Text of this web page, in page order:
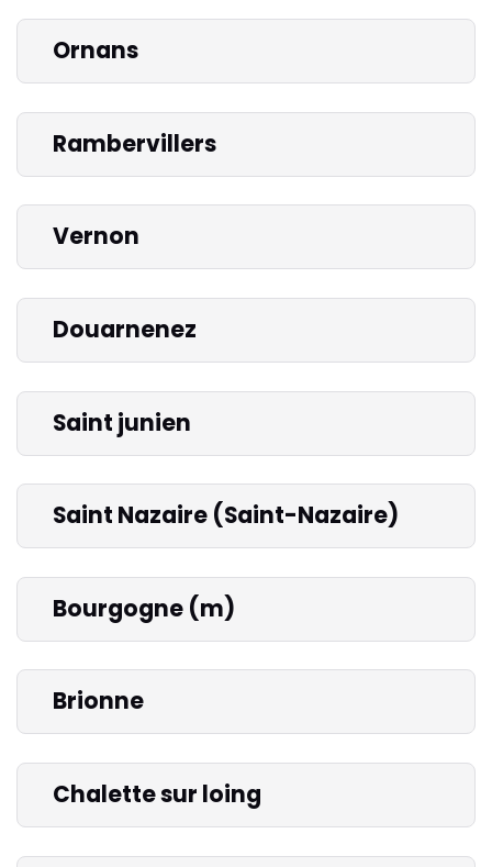
Ornans
Rambervillers
Vernon
Douarnenez
Saint junien
Saint Nazaire (Saint-Nazaire)
Bourgogne (m)
Brionne
Chalette sur loing